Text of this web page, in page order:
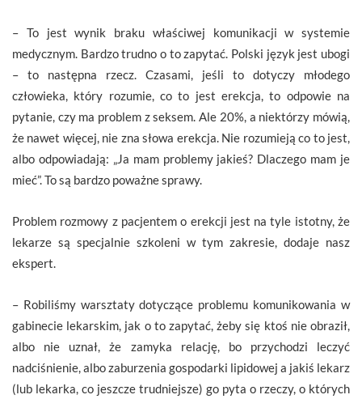
– To jest wynik braku właściwej komunikacji w systemie
medycznym. Bardzo trudno o to zapytać. Polski język jest ubogi
– to następna rzecz. Czasami, jeśli to dotyczy młodego
człowieka, który rozumie, co to jest erekcja, to odpowie na
pytanie, czy ma problem z seksem. Ale 20%, a niektórzy mówią,
że nawet więcej, nie zna słowa erekcja. Nie rozumieją co to jest,
albo odpowiadają: „Ja mam problemy jakieś? Dlaczego mam je
mieć”. To są bardzo poważne sprawy.
Problem rozmowy z pacjentem o erekcji jest na tyle istotny, że
lekarze są specjalnie szkoleni w tym zakresie, dodaje nasz
ekspert.
– Robiliśmy warsztaty dotyczące problemu komunikowania w
gabinecie lekarskim, jak o to zapytać, żeby się ktoś nie obraził,
albo nie uznał, że zamyka relację, bo przychodzi leczyć
nadciśnienie, albo zaburzenia gospodarki lipidowej a jakiś lekarz
(lub lekarka, co jeszcze trudniejsze) go pyta o rzeczy, o których